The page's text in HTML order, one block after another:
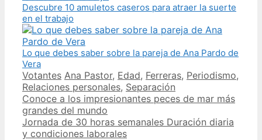
Descubre 10 amuletos caseros para atraer la suerte
en el trabajo
Lo que debes saber sobre la pareja de Ana Pardo de
Vera
Categories
Votantes Tags
Ana Pastor, Edad, Ferreras, Periodismo,
Relaciones personales, Separación
Post
navigation
Conoce a los impresionantes peces de mar más
grandes del mundo
Jornada de 30 horas semanales Duración diaria
y condiciones laborales